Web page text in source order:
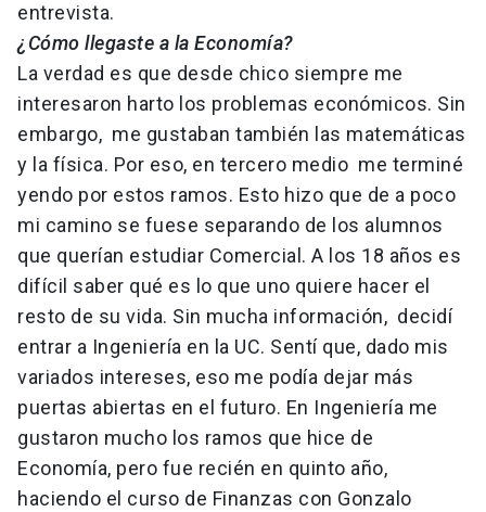
entrevista.
¿Cómo llegaste a la Economía?
La verdad es que desde chico siempre me
interesaron harto los problemas económicos. Sin
embargo, me gustaban también las matemáticas
y la física. Por eso, en tercero medio me terminé
yendo por estos ramos. Esto hizo que de a poco
mi camino se fuese separando de los alumnos
que querían estudiar Comercial. A los 18 años es
difícil saber qué es lo que uno quiere hacer el
resto de su vida. Sin mucha información, decidí
entrar a Ingeniería en la UC. Sentí que, dado mis
variados intereses, eso me podía dejar más
puertas abiertas en el futuro. En Ingeniería me
gustaron mucho los ramos que hice de
Economía, pero fue recién en quinto año,
haciendo el curso de Finanzas con Gonzalo